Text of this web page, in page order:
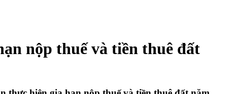
nộp thuế và tiền thuê đất